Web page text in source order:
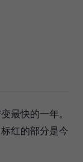
最快的一年。
红的部分是今